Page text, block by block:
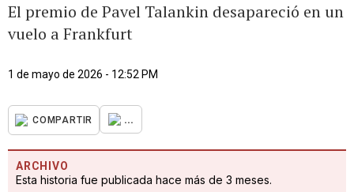
El premio de Pavel Talankin desapareció en un
vuelo a Frankfurt
1 de mayo de 2026 - 12:52 PM
COMPARTIR ...
ARCHIVO
Esta historia fue publicada hace más de 3 meses.